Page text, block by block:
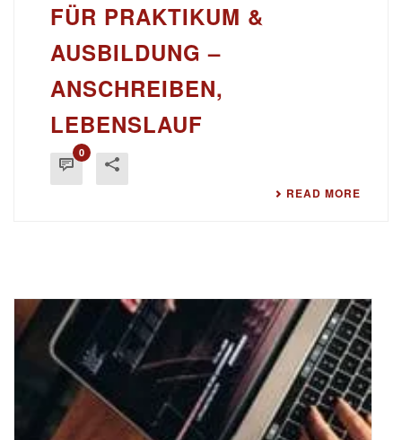
FÜR PRAKTIKUM &
AUSBILDUNG –
ANSCHREIBEN,
LEBENSLAUF
0
READ MORE